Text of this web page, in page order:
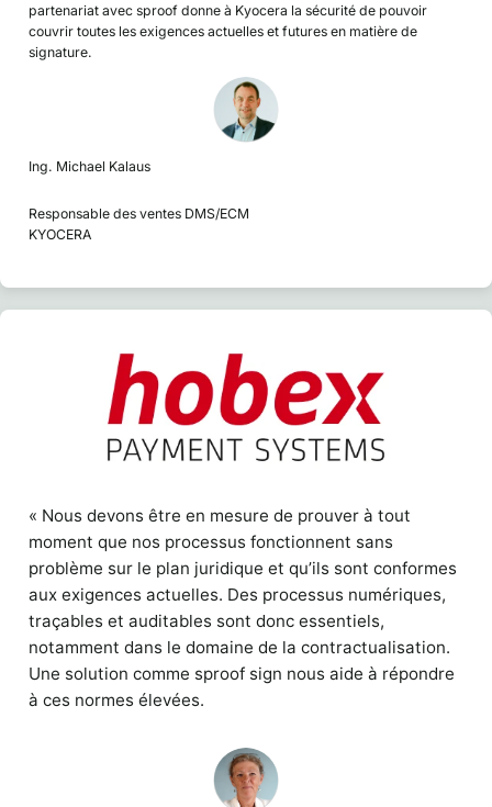
partenariat avec sproof donne à Kyocera la sécurité de pouvoir
couvrir toutes les exigences actuelles et futures en matière de
signature.
Ing. Michael Kalaus
Responsable des ventes DMS/ECM
KYOCERA
« Nous devons être en mesure de prouver à tout
moment que nos processus fonctionnent sans
problème sur le plan juridique et qu’ils sont conformes
aux exigences actuelles. Des processus numériques,
traçables et auditables sont donc essentiels,
notamment dans le domaine de la contractualisation.
Une solution comme sproof sign nous aide à répondre
à ces normes élevées.